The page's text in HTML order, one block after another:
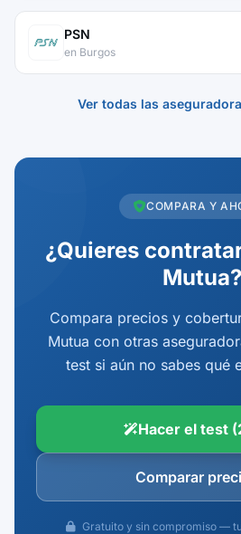
PSN
en Burgos
Ver todas las
COMPARA Y
¿Quieres
Mutua?
Compara precios y
Mutua con otras
test si aún no sabes qué
Hacer el test
Comparar
Gratuito y sin compromiso —